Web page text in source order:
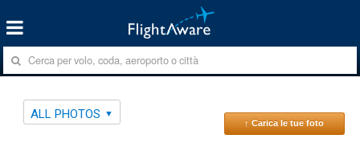
ALL PHOTOS
↑ Carica le tue foto